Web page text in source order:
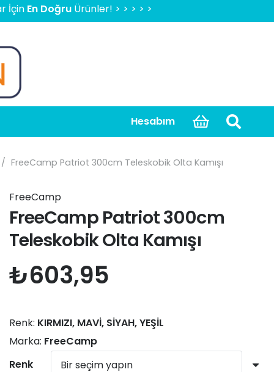
DoğruÜrünler! > > > > > 2000 TL Üzeri Ücretsiz Kargo,
Hesabım
/ FreeCamp Patriot 300cm Teleskobik Olta Kamışı
FreeCamp
FreeCamp Patriot 300cm
Teleskobik Olta Kamışı
₺603,95
Renk: KIRMIZI, MAVİ, SİYAH, YEŞİL
Marka: FreeCamp
Renk